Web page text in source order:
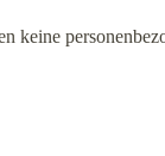
keine